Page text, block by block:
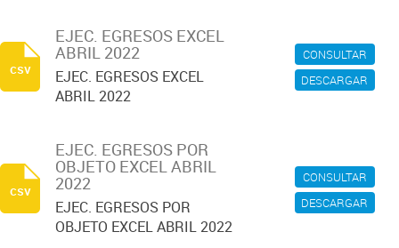
CONSULTAR
DESCARGAR
EJEC. EGRESOS EXCEL
ABRIL 2022
EJEC. EGRESOS EXCEL
ABRIL 2022
csv
CONSULTAR
DESCARGAR
EJEC. EGRESOS POR
OBJETO EXCEL ABRIL
2022
EJEC. EGRESOS POR
OBJETO EXCEL ABRIL 2022
csv